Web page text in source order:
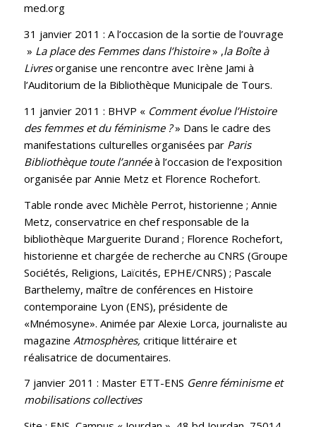
med.org
31 janvier 2011 : A l’occasion de la sortie de l’ouvrage
» La place des Femmes dans l’histoire» ,la Boîte à
Livresorganise une rencontre avec Irène Jami à
l’Auditorium de la Bibliothèque Municipale de Tours.
11 janvier 2011 : BHVP « Comment évolue l’Histoire
des femmes et du féminisme ?» Dans le cadre des
manifestations culturelles organisées par Paris
Bibliothèque toute l’annéeà l’occasion de l’exposition
organisée par Annie Metz et Florence Rochefort.
Table ronde avec Michèle Perrot, historienne ; Annie
Metz, conservatrice en chef responsable de la
bibliothèque Marguerite Durand ; Florence Rochefort,
historienne et chargée de recherche au CNRS (Groupe
Sociétés, Religions, Laïcités, EPHE/CNRS) ; Pascale
Barthelemy, maître de conférences en Histoire
contemporaine Lyon (ENS), présidente de
«Mnémosyne». Animée par Alexie Lorca, journaliste au
magazine Atmosphères, critique littéraire et
réalisatrice de documentaires.
7 janvier 2011 : Master ETT-ENS Genre féminisme et
mobilisations collectives‬